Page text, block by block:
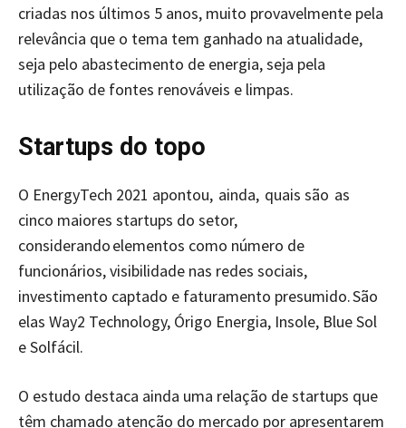
criadas nos últimos 5 anos, muito provavelmente pela
relevância que o tema tem ganhado na atualidade,
seja pelo abastecimento de energia, seja pela
utilização de fontes renováveis e limpas.
Startups do topo
O EnergyTech 2021 apontou, ainda, quais são as
cinco maiores startups do setor,
considerando elementos como número de
funcionários, visibilidade nas redes sociais,
investimento captado e faturamento presumido. São
elas Way2 Technology, Órigo Energia, Insole, Blue Sol
e Solfácil.
O estudo destaca ainda uma relação de startups que
têm chamado atenção do mercado por apresentarem